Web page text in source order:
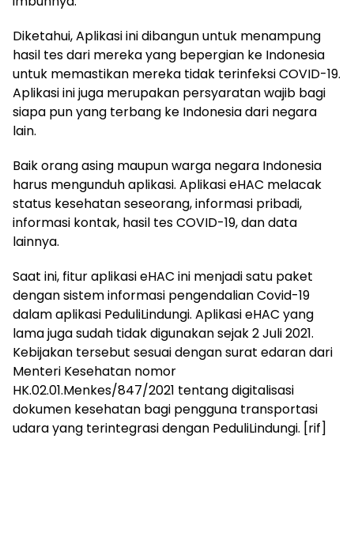
Diketahui, Aplikasi ini dibangun untuk menampung
hasil tes dari mereka yang bepergian ke Indonesia
untuk memastikan mereka tidak terinfeksi COVID-19.
Aplikasi ini juga merupakan persyaratan wajib bagi
siapa pun yang terbang ke Indonesia dari negara
lain.
Baik orang asing maupun warga negara Indonesia
harus mengunduh aplikasi. Aplikasi eHAC melacak
status kesehatan seseorang, informasi pribadi,
informasi kontak, hasil tes COVID-19, dan data
lainnya.
Saat ini, fitur aplikasi eHAC ini menjadi satu paket
dengan sistem informasi pengendalian Covid-19
dalam aplikasi PeduliLindungi. Aplikasi eHAC yang
lama juga sudah tidak digunakan sejak 2 Juli 2021.
Kebijakan tersebut sesuai dengan surat edaran dari
Menteri Kesehatan nomor
HK.02.01.Menkes/847/2021 tentang digitalisasi
dokumen kesehatan bagi pengguna transportasi
udara yang terintegrasi dengan PeduliLindungi. [rif]